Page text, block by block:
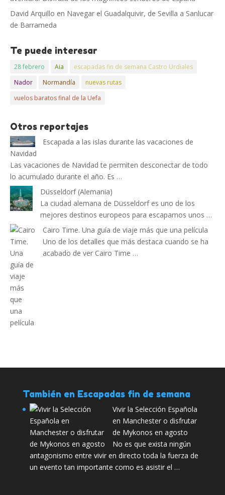
David Arquillo en Navegar el Guadalquivir, de Sevilla a Sanlucar
de Barrameda
Te puede interesar
28 febrero Aia
escapadas fin de semana Castro Urdiales
Nador
Normandía
nuevas rutas
vuelos baratos final de la Uefa
Otros reportajes
Escapada a las islas durante las vacaciones de
Navidad
Las vacaciones de Navidad te permiten desconectar de todo
lo acumulado durante el año. Es …
Düsseldorf (Alemania)
La ciudad alemana de Düsseldorf es uno de los
mejores destinos europeos para escaparnos unos …
Cairo Time. Una guía de viaje más que una película
Uno de los detalles que más destaca cuando se ha
acabado de ver Cairo Time …
También en Escapadas fin de semana
Vivir la Selección Española
en Manchester o disfrutar
de Mykonos en agosto
No es que exista ningún
antagonismo entre vivir en directo toda la fuerza de
un evento tan importante como es asistir el …